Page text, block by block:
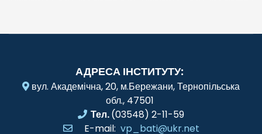
АДРЕСА ІНСТИТУТУ:
вул. Академічна, 20, м.Бережани, Тернопільська
обл., 47501
Тел.(03548) 2-11-59
E-mail: vp_bati@ukr.net